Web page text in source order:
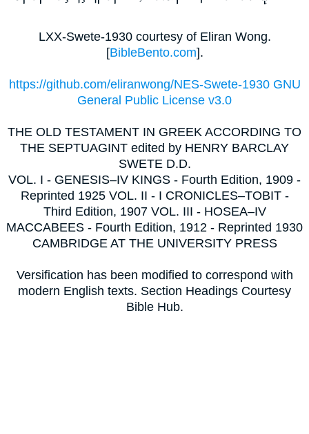
LXX-Swete-1930 courtesy of Eliran Wong.
[BibleBento.com].
https://github.com/eliranwong/NES-Swete-1930 GNU
General Public License v3.0
THE OLD TESTAMENT IN GREEK ACCORDING TO
THE SEPTUAGINT edited by HENRY BARCLAY
SWETE D.D.
VOL. I - GENESIS–IV KINGS - Fourth Edition, 1909 -
Reprinted 1925 VOL. II - I CRONICLES–TOBIT -
Third Edition, 1907 VOL. III - HOSEA–IV
MACCABEES - Fourth Edition, 1912 - Reprinted 1930
CAMBRIDGE AT THE UNIVERSITY PRESS
Versification has been modified to correspond with
modern English texts. Section Headings Courtesy
Bible Hub.